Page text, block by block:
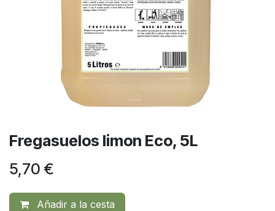
Fregasuelos limon Eco, 5L
5,70 €
Añadir a la cesta